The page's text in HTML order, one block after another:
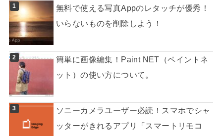
無料で使える写真Appのレタッチが優秀！
いらないものを削除しよう！
簡単に画像編集！Paint NET（ペイントネ
ット）の使い方について。
ソニーカメラユーザー必読！スマホでシャ
ッターがきれるアプリ「スマートリモコ